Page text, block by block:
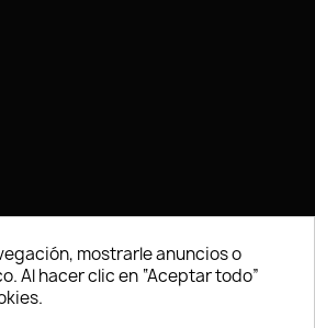
mostrarle anuncios o
Al hacer clic en “Aceptar todo”